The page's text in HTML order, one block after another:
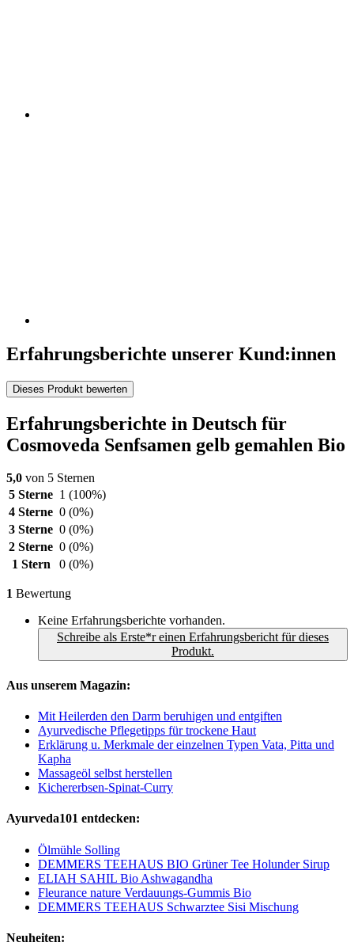
Erfahrungsberichte unserer Kund:innen
Dieses Produkt bewerten
Erfahrungsberichte in Deutsch für
Cosmoveda Senfsamen gelb gemahlen Bio
5,0 von 5 Sternen
5 Sterne 1 (100%)
4 Sterne 0 (0%)
3 Sterne 0 (0%)
2 Sterne 0 (0%)
1 Stern
0 (0%)
1 Bewertung
Keine Erfahrungsberichte vorhanden.
Schreibe als Erste*r einen Erfahrungsbericht für dieses
Produkt.
Aus unserem Magazin:
Mit Heilerden den Darm beruhigen und entgiften
Ayurvedische Pflegetipps für trockene Haut
Erklärung u. Merkmale der einzelnen Typen Vata, Pitta und
Kapha
Massageöl selbst herstellen
Kichererbsen-Spinat-Curry
Ayurveda101 entdecken:
Ölmühle Solling
DEMMERS TEEHAUS BIO Grüner Tee Holunder Sirup
ELIAH SAHIL Bio Ashwagandha
Fleurance nature Verdauungs-Gummis Bio
DEMMERS TEEHAUS Schwarztee Sisi Mischung
Neuheiten: